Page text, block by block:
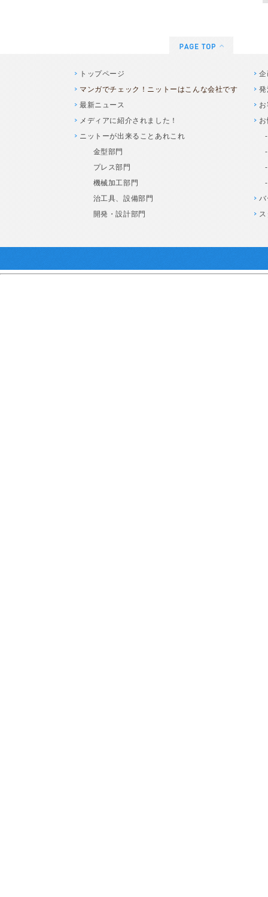
トップページ
マンガでチェック！ニットーはこんな会社です
最新ニュース
メディアに紹介されました！
ニットーが出来ることあれこれ
金型部門
プレス部門
機械加工部門
治工具、設備部門
開発・設計部門
企
発
お
お
バ
ス